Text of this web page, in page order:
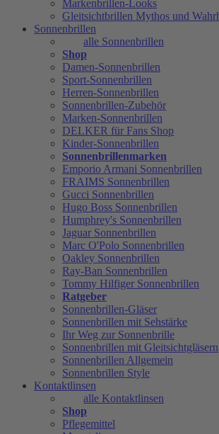
Markenbrillen-Looks
Gleitsichtbrillen Mythos und
Sonnenbrillen
alle Sonnenbrillen
Shop
Damen-Sonnenbrillen
Sport-Sonnenbrillen
Herren-Sonnenbrillen
Sonnenbrillen-Zubehör
Marken-Sonnenbrillen
DELKER für Fans Shop
Kinder-Sonnenbrillen
Sonnenbrillenmarken
Emporio Armani Sonnenbrillen
FRAIMS Sonnenbrillen
Gucci Sonnenbrillen
Hugo Boss Sonnenbrillen
Humphrey's Sonnenbrillen
Jaguar Sonnenbrillen
Marc O'Polo Sonnenbrillen
Oakley Sonnenbrillen
Ray-Ban Sonnenbrillen
Tommy Hilfiger Sonnenbrillen
Ratgeber
Sonnenbrillen-Gläser
Sonnenbrillen mit Sehstärke
Ihr Weg zur Sonnenbrille
Sonnenbrillen mit Gleitsichtgläsern
Sonnenbrillen Allgemein
Sonnenbrillen Style
Kontaktlinsen
alle Kontaktlinsen
Shop
Pflegemittel